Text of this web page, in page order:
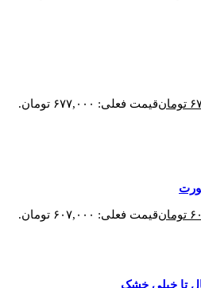
تومانقیمت فعلی: ۶۷۷,۰۰۰ تومان.
تومانقیمت فعلی: ۶۰۷,۰۰۰ تومان.
تا خیلی خشک